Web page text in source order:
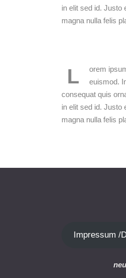
in elit sed id. Justo
magna nulla felis
L
orem
euismod.
consequat quis
in elit sed id. Justo
magna nulla felis
Impressum /